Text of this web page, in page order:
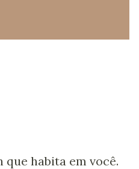
que habita em você.